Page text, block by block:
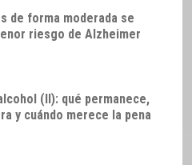
de forma moderada se
riesgo de Alzheimer
(II): qué permanece,
y cuándo merece la pena